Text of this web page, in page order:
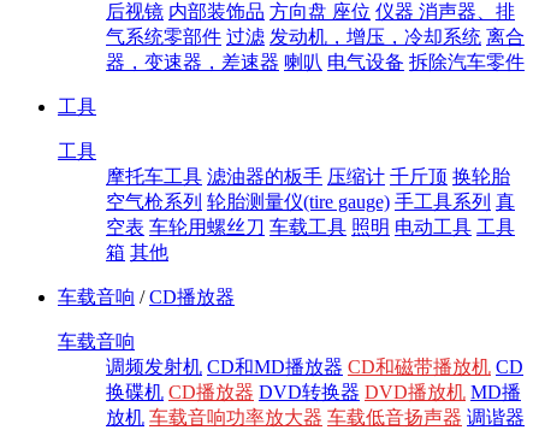
后视镜 内部装饰品 方向盘 座位 仪器 消声器、排
气系统零部件 过滤 发动机，增压，冷却系统 离合
器，变速器，差速器 喇叭 电气设备 拆除汽车零件
工具
工具
摩托车工具 滤油器的板手 压缩计 千斤顶 换轮胎
空气枪系列 轮胎测量仪(tire gauge) 手工具系列 真
空表 车轮用螺丝刀 车载工具 照明 电动工具 工具
箱 其他
车载音响 / CD播放器
车载音响
调频发射机 CD和MD播放器 CD和磁带播放机 CD
换碟机 CD播放器 DVD转换器 DVD播放机 MD播
放机 车载音响功率放大器 车载低音扬声器 调谐器